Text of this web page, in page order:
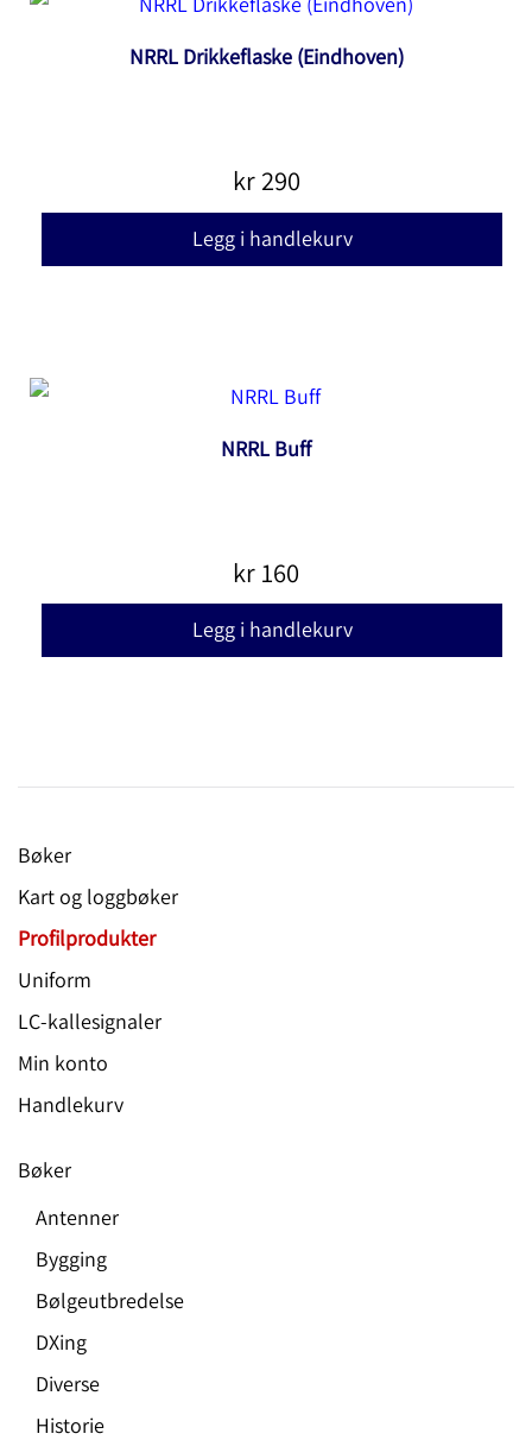
NRRL Drikkeflaske (Eindhoven)
kr290
Legg i handlekurv
NRRL Buff
kr 160
Legg i handlekurv
Bøker
Kart og loggbøker
Profilprodukter
Uniform
LC-kallesignaler
Min konto
Handlekurv
Bøker
Antenner
Bygging
Bølgeutbredelse
DXing
Diverse
Historie